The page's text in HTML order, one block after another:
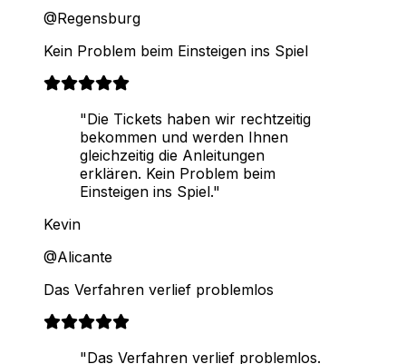
@Regensburg
Kein Problem beim Einsteigen ins Spiel
"Die Tickets haben wir rechtzeitig
bekommen und werden Ihnen
gleichzeitig die Anleitungen
erklären. Kein Problem beim
Einsteigen ins Spiel."
Kevin
@Alicante
Das Verfahren verlief problemlos
"Das Verfahren verlief problemlos.